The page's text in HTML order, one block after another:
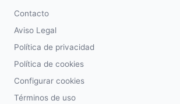
Contacto
Aviso Legal
Política de privacidad
Política de cookies
Configurar cookies
Términos de uso